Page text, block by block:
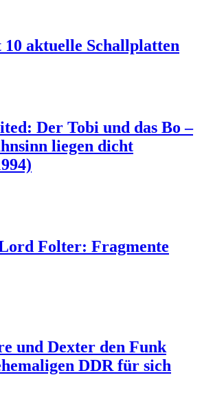
aktuelle Schallplatten
Der Tobi und das Bo –
liegen dicht
Folter: Fragmente
und Dexter den Funk
DDR für sich